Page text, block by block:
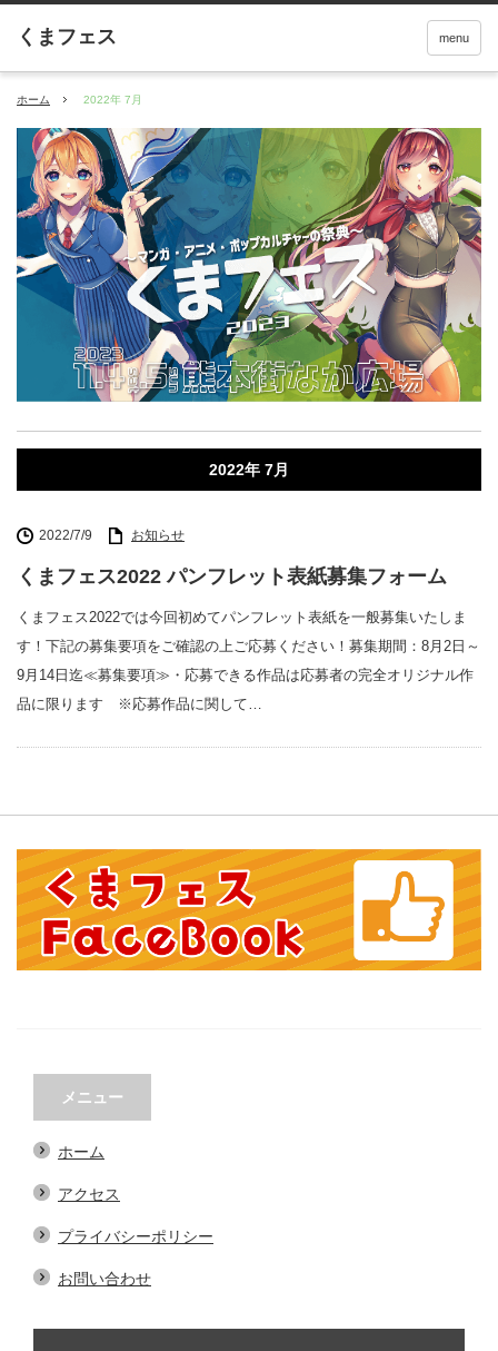
menu
ホーム 2022年 7月
2022年 7月
2022/7/9 お知らせ
くまフェス2022 パンフレット表紙募集フォーム
くまフェス2022では今回初めてパンフレット表紙を一般募集いたしま
す！下記の募集要項をご確認の上ご応募ください！募集期間：8月2日～
9月14日迄≪募集要項≫・応募できる作品は応募者の完全オリジナル作
品に限ります ※応募作品に関して…
メニュー
ホーム
アクセス
プライバシーポリシー
お問い合わせ